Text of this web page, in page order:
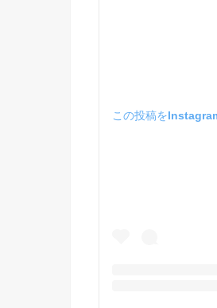
この投稿を